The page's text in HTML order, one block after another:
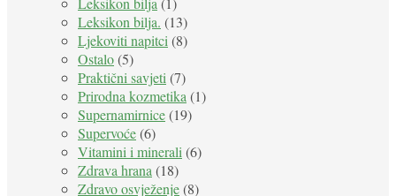
Leksikon bilja. (13)
Ljekoviti napitci (8)
Ostalo(5)
Praktični savjeti (7)
Prirodna kozmetika (1)
Supernamirnice(19)
Supervoće(6)
Vitamini i minerali (6)
Zdrava hrana (18)
Zdravo osvježenje(8)